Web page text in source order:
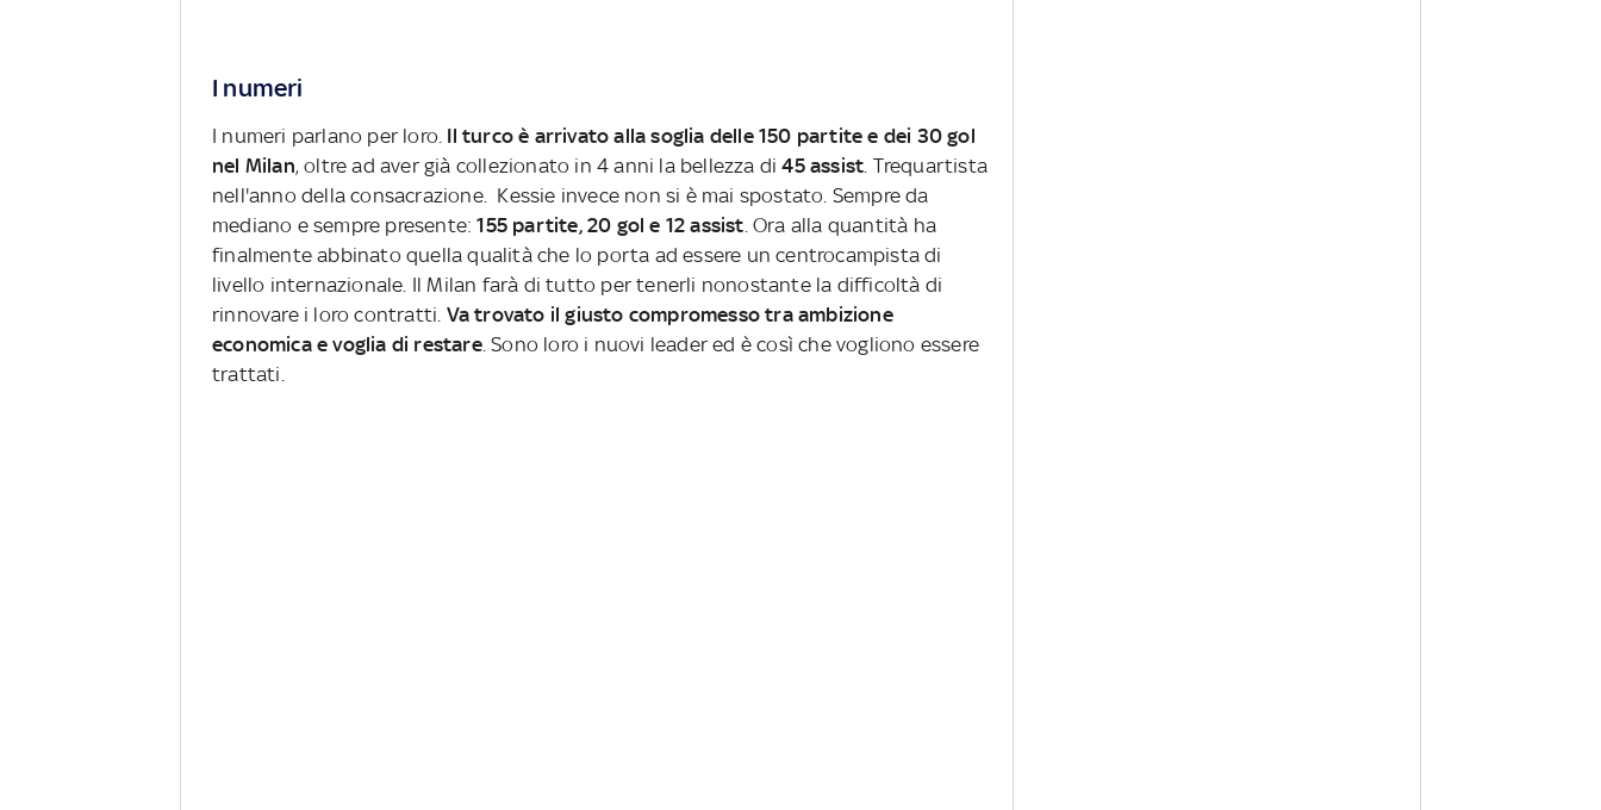
I numeri
I numeri parlano per loro. Il turco è arrivato alla soglia delle 150 partite e dei 30 gol
nel Milan, oltre ad aver già collezionato in 4 anni la bellezza di 45 assist . Trequartista
nell'anno della consacrazione. Kessie invece non si è mai spostato. Sempre da
mediano e sempre presente:155 partite, 20 gol e 12 assist . Ora alla quantità ha
finalmente abbinato quella qualità che lo porta ad essere un centrocampista di
livello internazionale. Il Milan farà di tutto per tenerli nonostante la difficoltà di
rinnovare i loro contratti. Va trovato il giusto compromesso tra ambizione
economica e voglia di restare. Sono loro i nuovi leader ed è così che vogliono essere
trattati.